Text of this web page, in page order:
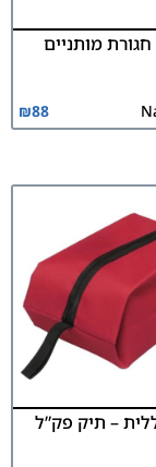
מותניים
₪88
– תיק פק”ל